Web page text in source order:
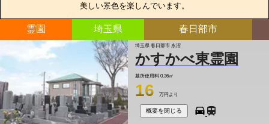
美しい景色を楽しんでいます。
霊園 埼玉県 春日部市
埼玉県 春日部市 永沼
かすかべ東霊園
墓所使用料 0.36㎡
16 万円より
概要を閉じる